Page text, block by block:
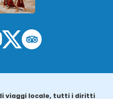
viaggi locale, tutti i diritti